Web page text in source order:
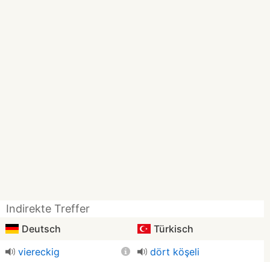
Indirekte Treffer
Deutsch
Türkisch
viereckig
dört köşeli